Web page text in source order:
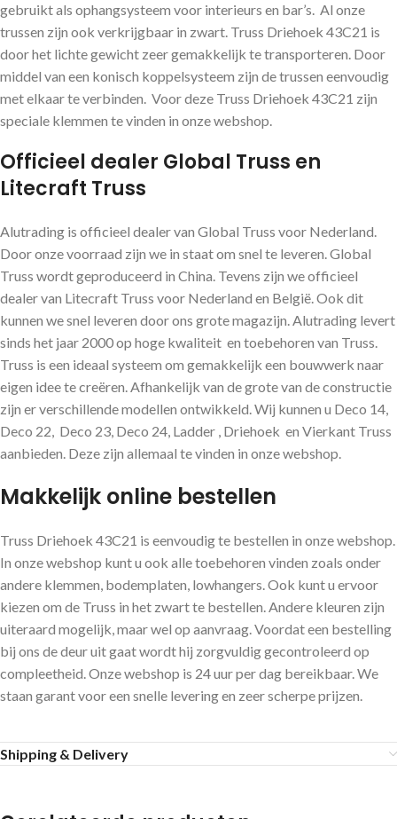
gebruikt als ophangsysteem voor interieurs en bar’s. Al onze
trussen zijn ook verkrijgbaar in zwart. Truss Driehoek 43C21 is
door het lichte gewicht zeer gemakkelijk te transporteren. Door
middel van een konisch koppelsysteem zijn de trussen eenvoudig
met elkaar te verbinden. Voor deze Truss Driehoek 43C21 zijn
speciale klemmen te vinden in onze webshop.
Officieel dealer Global Truss en
Litecraft Truss
Alutrading is officieel dealer van Global Truss voor Nederland.
Door onze voorraad zijn we in staat om snel te leveren. Global
Truss wordt geproduceerd in China. Tevens zijn we officieel
dealer van Litecraft Truss voor Nederland en België. Ook dit
kunnen we snel leveren door ons grote magazijn. Alutrading levert
sinds het jaar 2000 op hoge kwaliteit en toebehoren van Truss.
Truss is een ideaal systeem om gemakkelijk een bouwwerk naar
eigen idee te creëren. Afhankelijk van de grote van de constructie
zijn er verschillende modellen ontwikkeld. Wij kunnen u Deco 14,
Deco 22, Deco 23, Deco 24, Ladder , Driehoek en Vierkant Truss
aanbieden. Deze zijn allemaal te vinden in onze webshop.
Makkelijk online bestellen
Truss Driehoek 43C21 is eenvoudig te bestellen in onze webshop.
In onze webshop kunt u ook alle toebehoren vinden zoals onder
andere klemmen, bodemplaten, lowhangers. Ook kunt u ervoor
kiezen om de Truss in het zwart te bestellen. Andere kleuren zijn
uiteraard mogelijk, maar wel op aanvraag. Voordat een bestelling
bij ons de deur uit gaat wordt hij zorgvuldig gecontroleerd op
compleetheid. Onze webshop is 24 uur per dag bereikbaar. We
staan garant voor een snelle levering en zeer scherpe prijzen.
Shipping & Delivery